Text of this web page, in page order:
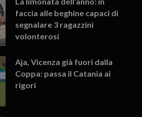
faccia alle beghine capaci di
segnalare 3 ragazzini
volonterosi
Aja, Vicenza già fuori dalla
Coppa: passa il Catania ai
rigori